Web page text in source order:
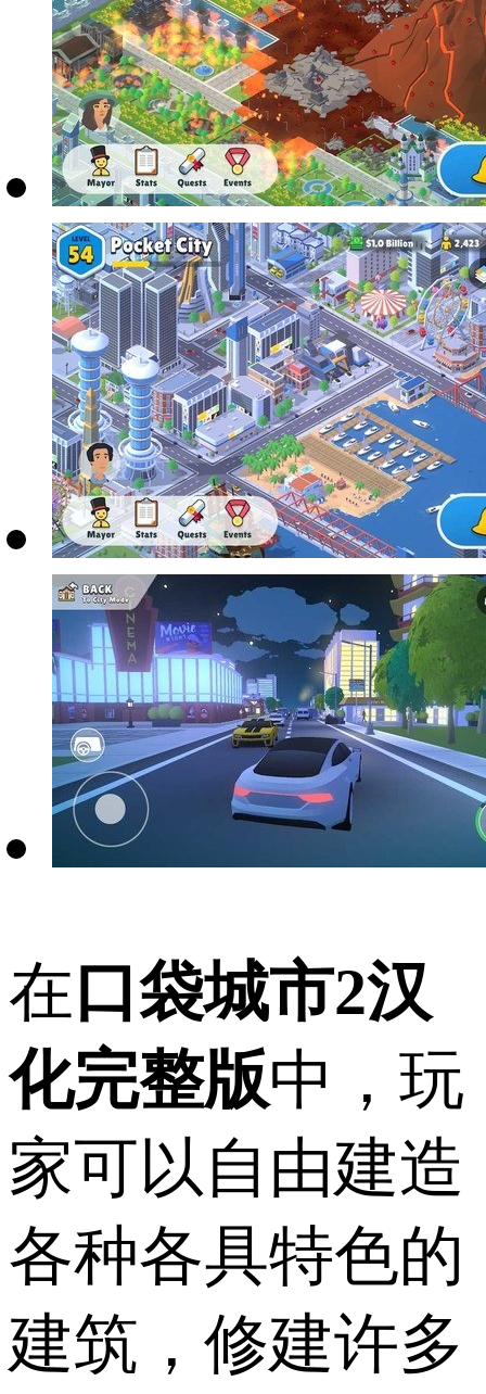
在 口袋城市2汉
化完整版中，玩
家可以自由建造
各种各具特色的
建筑，修建许多